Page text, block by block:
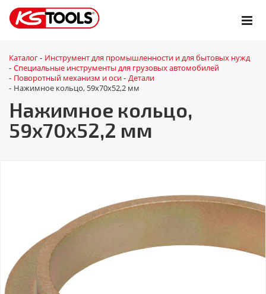
Каталог - Инструмент для промышленности и для бытовых нужд
- Специальные инструменты для грузовых автомобилей
- Поворотный механизм и оси - Детали
- Нажимное кольцо, 59x70x52,2 мм
Нажимное кольцо,
59x70x52,2 мм